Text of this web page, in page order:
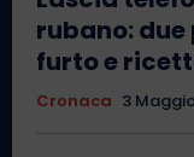
rubano:
furto e
Cronaca 3